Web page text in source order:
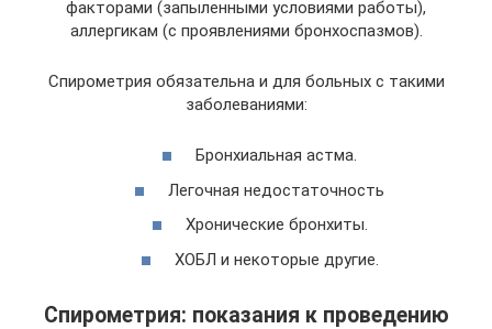
факторами (запыленными условиями работы),
аллергикам (с проявлениями бронхоспазмов).
Спирометрия обязательна и для больных с такими
заболеваниями:
Бронхиальная астма.
Легочная недостаточность
Хронические бронхиты.
ХОБЛ и некоторые другие.
Спирометрия: показания к проведению